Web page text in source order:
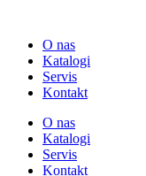
O nas
Katalogi
Servis
Kontakt
O nas
Katalogi
Servis
Kontakt